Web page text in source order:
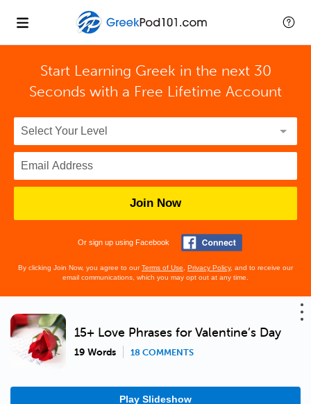
Start Learning Greek in the next 30
Seconds with a Free Lifetime Account
Join Now
Or sign up using Facebook
By clicking Join Now, you agree to ourTerms of Use Privacy Policy, and to receive our
email communications, which you may opt out at any time.
15+ Love Phrases for Valentine’s Day
19 Words 18 COMMENTS
Play Slideshow